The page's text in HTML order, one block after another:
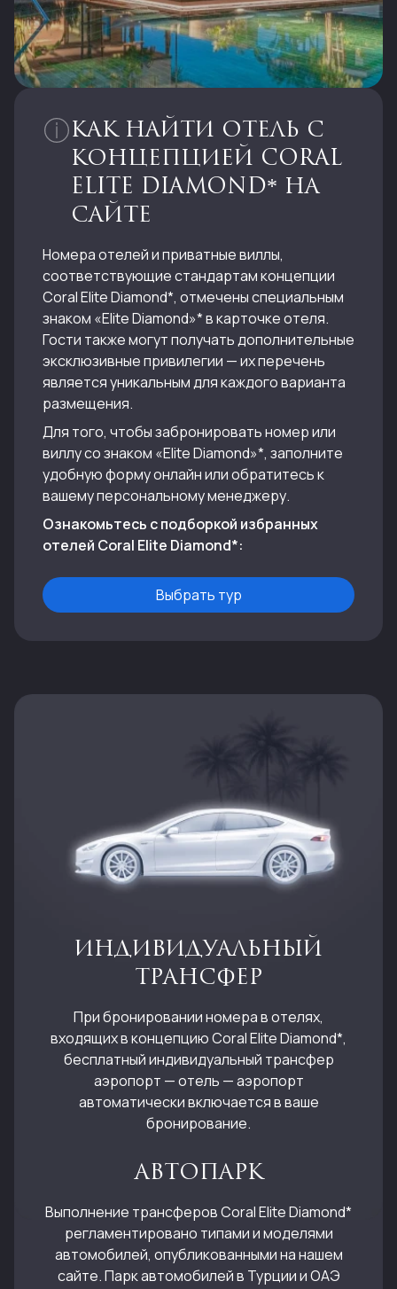
YAZZ COLLECTIVE Выбрать тур
CASA NONNA Выбрать тур
NG SIGN BODRUM
BIJAL Выбрать тур
CULLINAN GOLF & RESORT Выбрать тур
ELA EXCELLENCE RESORT BELEK Выбрать тур
ANDA BARUT COLLECTION Выбрать тур
BAYOU VILLAS LARA ANTALYA Выбрать тур
CLUB MARVY Выбрать тур
ETHNO BELEK Выбрать тур
КАК НАЙТИ ОТЕЛЬ С
КОНЦЕПЦИЕЙ CORAL
ELITE DIAMOND* НА
САЙТЕ
Номера отелей и приватные виллы,
соответствующие стандартам концепции
Coral Elite Diamond*, отмечены специальным
знаком «Elite Diamond»* в карточке отеля.
Гости также могут получать дополнительные
эксклюзивные привилегии — их перечень
является уникальным для каждого варианта
размещения.
Для того, чтобы забронировать номер или
виллу со знаком «Elite Diamond»*, заполните
удобную форму онлайн или обратитесь к
вашему персональному менеджеру.
Ознакомьтесь с подборкой избранных
отелей Coral Elite Diamond*:
Выбрать тур
ИНДИВИДУАЛЬНЫЙ
ТРАНСФЕР
При бронировании номера в отелях,
входящих в концепцию Coral Elite Diamond*,
бесплатный индивидуальный трансфер
аэропорт — отель — аэропорт
автоматически включается в ваше
бронирование.
АВТОПАРК
Выполнение трансферов Coral Elite Diamond*
регламентировано типами и моделями
автомобилей, опубликованными на нашем
сайте. Парк автомобилей в Турции и ОАЭ